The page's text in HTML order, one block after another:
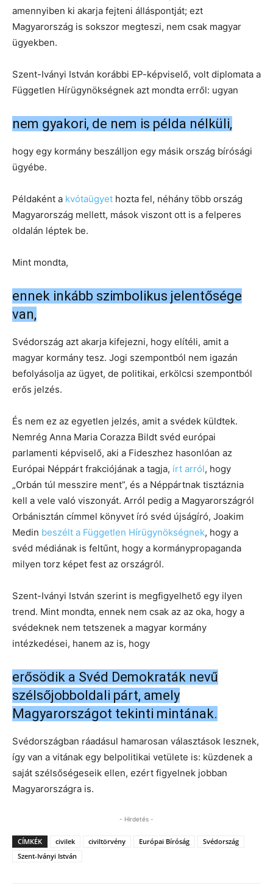
amennyiben ki akarja fejteni álláspontját; ezt
Magyarország is sokszor megteszi, nem csak magyar
ügyekben.
Szent-Iványi István korábbi EP-képviselő, volt diplomata a
Független Hírügynökségnek azt mondta erről: ugyan
nem gyakori, de nem is példa nélküli,
hogy egy kormány beszálljon egy másik ország bírósági
ügyébe.
Példaként a kvótaügyet hozta fel, néhány több ország
Magyarország mellett, mások viszont ott is a felperes
oldalán léptek be.
Mint mondta,
ennek inkább szimbolikus jelentősége
van,
Svédország azt akarja kifejezni, hogy elítéli, amit a
magyar kormány tesz. Jogi szempontból nem igazán
befolyásolja az ügyet, de politikai, erkölcsi szempontból
erős jelzés.
És nem ez az egyetlen jelzés, amit a svédek küldtek.
Nemrég Anna Maria Corazza Bildt svéd európai
parlamenti képviselő, aki a Fideszhez hasonlóan az
Európai Néppárt frakciójának a tagja, írt arról, hogy
„Orbán túl messzire ment”, és a Néppártnak tisztáznia
kell a vele való viszonyát. Arról pedig a Magyarországról
Orbánisztán címmel könyvet író svéd újságíró, Joakim
Medin beszélt a Független Hírügynökségnek, hogy a
svéd médiának is feltűnt, hogy a kormánypropaganda
milyen torz képet fest az országról.
Szent-Iványi István szerint is megfigyelhető egy ilyen
trend. Mint mondta, ennek nem csak az az oka, hogy a
svédeknek nem tetszenek a magyar kormány
intézkedései, hanem az is, hogy
erősödik a Svéd Demokraták nevű
szélsőjobboldali párt, amely
Magyarországot tekinti mintának.
Svédországban ráadásul hamarosan választások lesznek,
így van a vitának egy belpolitikai vetülete is: küzdenek a
saját szélsőségeseik ellen, ezért figyelnek jobban
Magyarországra is.
- Hirdetés -
CÍMKÉK civilek civiltörvény Európai Bíróság
Svédország
Szent-Iványi István